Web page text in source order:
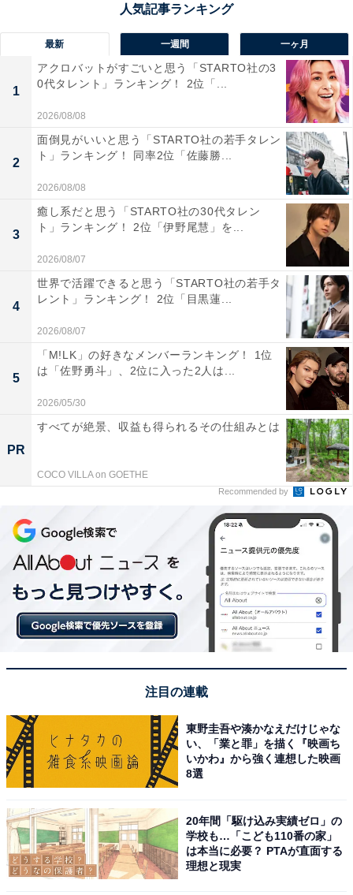
1位：成田凌『冬のなんかさ、春のなんかね』／64
票
View this post on Instagram
1位は成田凌さんでした。成田さんは、水曜ドラマ『冬
のなんかさ、春のなんかね』（日本テレビ系）に出演し
ています。
最新 一週間 一ヶ月
1
アクロバットがすごいと思う「STARTO社の3
0代タレント」ランキング！ 2位「...
2026/08/08
2
面倒見がいいと思う「STARTO社の若手タレン
ト」ランキング！ 同率2位「佐藤勝...
2026/08/08
3
癒し系だと思う「STARTO社の30代タレン
ト」ランキング！ 2位「伊野尾慧」を...
2026/08/07
4
世界で活躍できると思う「STARTO社の若手タ
レント」ランキング！ 2位「目黒蓮...
2026/08/07
5
「M!LK」の好きなメンバーランキング！ 1位
は「佐野勇斗」、2位に入った2人は...
2026/05/30
PR
すべてが絶景、収益も得られるその仕組みとは
COCO VILLA on GOETHE
Recommended by
注目の連載
東野圭吾や湊かなえだけじゃな
い、「業と罪」を描く『映画ち
いかわ』から強く連想した映画
8選
20年間「駆け込み実績ゼロ」の
学校も…「こども110番の家」
は本当に必要？ PTAが直面する
理想と現実